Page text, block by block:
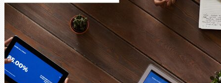
Avia 2は、2種類のFOVオプシ
× 80°のノーマルモード、長
ードを切り替えて使用するこ
ることなく、単一のデバイス